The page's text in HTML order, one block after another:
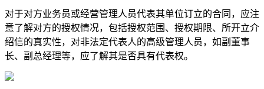
对于对方业务员或经营管理人员代表其单位订立的合同，应注
意了解对方的授权情况，包括授权范围、授权期限、所开立介
绍信的真实性，对非法定代表人的高级管理人员，如副董事
长、副总经理等，应了解其是否具有代表权。